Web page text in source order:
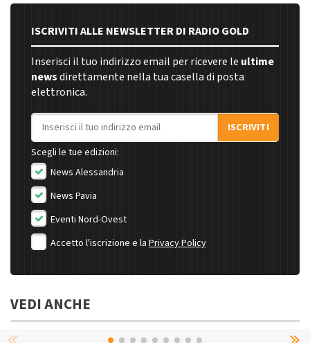
ISCRIVITI ALLE NEWSLETTER DI RADIO GOLD
Inserisci il tuo indirizzo email per ricevere le ultime
newsdirettamente nella tua casella di posta
elettronica.
Indirizzo email
ISCRIVITI
Scegli le tue edizioni:
News Alessandria
News Pavia
Eventi Nord-Ovest
Accetto l'iscrizione e la Privacy Policy
VEDI ANCHE